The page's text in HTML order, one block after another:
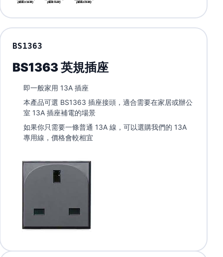
BS1363
BS1363 英規插座
即一般家用 13A 插座
本產品可選 BS1363 插座接頭，適合需要在家居或辦公
室 13A 插座補電的場景
如果你只需要一條普通 13A 線，可以選購我們的 13A
專用線 ，價格會較相宜